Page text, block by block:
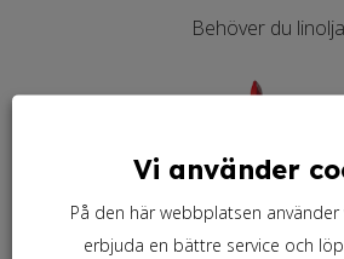
Behöver du
Vi använder
På den här webbplatsen
erbjuda en bättre service och